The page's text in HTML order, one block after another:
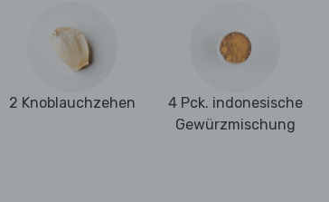
2 Knoblauchzehen
4 Pck. indonesische
Gewürzmischung